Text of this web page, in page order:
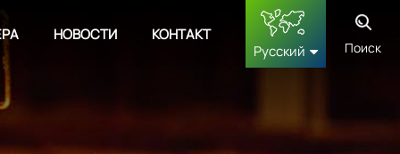
НОВОСТИ
КОНТАКТ
Русский
Поиск